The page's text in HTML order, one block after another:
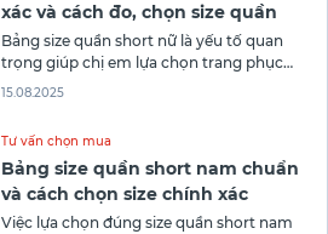
xác và cách đo, chọn size quần
Bảng size quần short nữ là yếu tố quan
trọng giúp chị em lựa chọn trang phục
vừa vặn, tôn dáng và thoải mái khi mặc.
với vóc dáng, hạn chế tối
15.08.2025
Tư vấn chọn mua
Bảng size quần short nam chuẩn
và cách chọn size chính xác
Việc lựa chọn đúng size quần short nam